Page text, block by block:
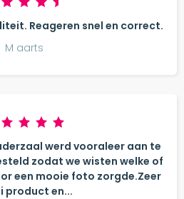
Reageren snel en correct.
M aarts
werd vooraleer aan te
zodat we wisten welke of
een mooie foto zorgde.Zeer
product en...